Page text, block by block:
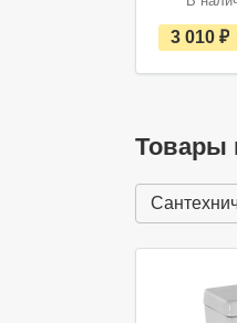
3 010
Товары